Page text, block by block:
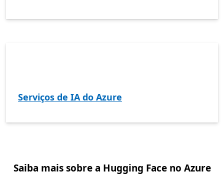
Serviços de IA do Azure
Saiba mais sobre a Hugging Face no Azure